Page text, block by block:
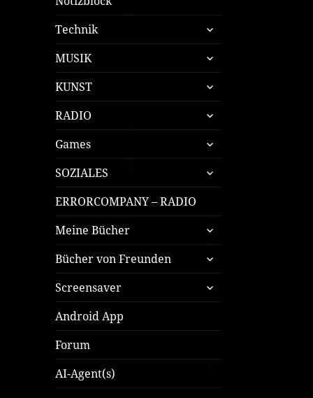
Technik
untermenü
öffnen
MUSIK
untermenü
öffnen
KUNST
untermenü
öffnen
RADIO
untermenü
öffnen
Games
untermenü
öffnen
SOZIALES
untermenü
öffnen
ERRORCOMPANY – RADIO
Meine Bücher
untermenü
öffnen
Bücher von Freunden
untermenü
öffnen
Screensaver
untermenü
öffnen
Android App
Forum
AI-Agent(s)